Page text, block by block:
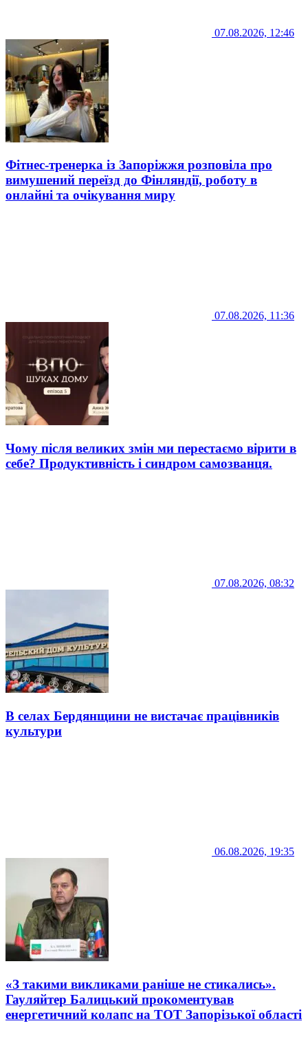
07.08.2026, 12:46
Фітнес-тренерка із Запоріжжя розповіла про
вимушений переїзд до Фінляндії, роботу в
онлайні та очікування миру
07.08.2026, 11:36
Чому після великих змін ми перестаємо вірити в
себе? Продуктивність і синдром самозванця.
07.08.2026, 08:32
В селах Бердянщини не вистачає працівників
культури
06.08.2026, 19:35
«З такими викликами раніше не стикались».
Гауляйтер Балицький прокоментував
енергетичний колапс на ТОТ Запорізької області